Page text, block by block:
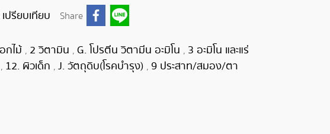
เปรียบเทียบ Share
กไม้ , 2 วิตามิน , G. โปรตีน วิตามีน อะมิโน , 3 อะมิโน และแร่
, 12. ผิวเด็ก , J. วัตถุดิบ(โรคบำรุง) , 9 ประสาท/สมอง/ตา